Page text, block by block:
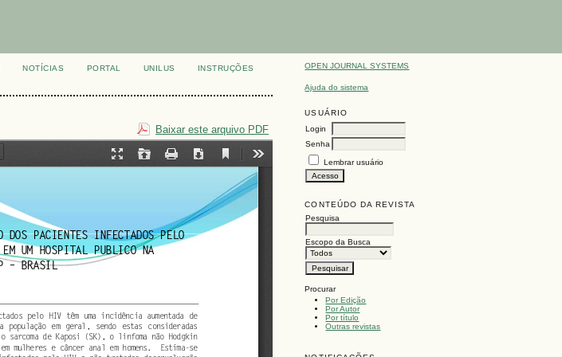
OPEN JOURNAL SYSTEMS
Ajuda do sistema
USUÁRIO
Login
Senha
Lembrar usuário
CONTEÚDO DA REVISTA
Pesquisa
Escopo da Busca
Procurar
Por Edição
Por Autor
Por título
Outras revistas
NOTÍCIAS PORTAL UNILUS
INSTRUÇÕES
Baixar este arquivo PDF